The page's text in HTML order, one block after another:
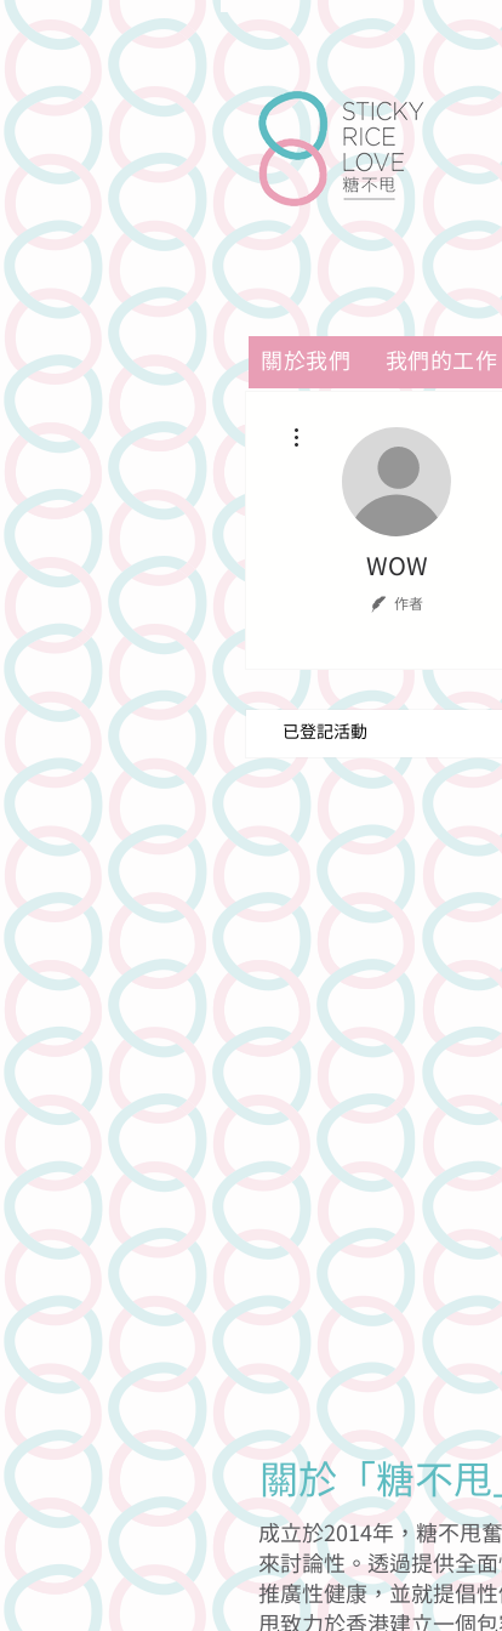
關於我們 我們的工作
WOW
作者
已登記活動
關於「糖不甩
成立於2014年，糖不甩
來討論性。透過提供全
推廣性健康，並就提倡
甩致力於香港建立一個